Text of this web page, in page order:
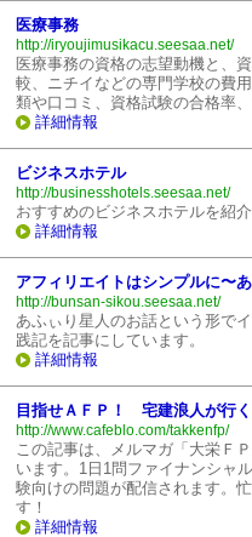
医療事務
http://iryoujimusikacu.seesaa.net/
医療事務の資格の志望動機と、
較、ニチイなどの専門学校の費
類や口コミ、資格試験の合格率
詳細情報
ビジネスホテル
http://businesshotels.seesaa.net/
おすすめのビジネスホテルを紹
詳細情報
アフィリエイトはシンプルに〜
http://bunsan-sikou.seesaa.net/
あふぃり星人のお話という形で
践記を記事にしています。
詳細情報
目指せＡＦＰ！ 宅建浪人が行く
http://www.cafeblo.com/takkenfp/
この記事は、メルマガ「大栄Ｆ
います。1日1問ファイナンシャ
験向けの問題が配信されます。
す！
詳細情報